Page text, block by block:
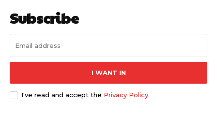
Subscribe
I WANT IN
I've read and accept the Privacy Policy.